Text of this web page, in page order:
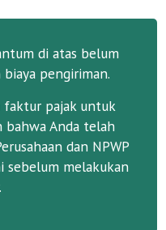
di atas belum
pengiriman.
faktur pajak untuk
bahwa Anda telah
dan NPWP
sebelum melakukan